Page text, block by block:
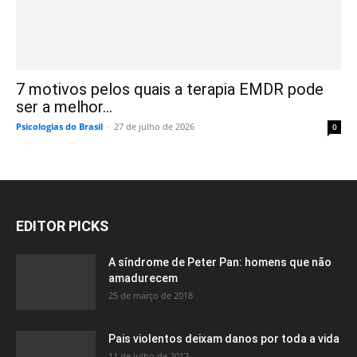
7 motivos pelos quais a terapia EMDR pode
ser a melhor...
Psicologias do Brasil - 27 de julho de 2026 0
EDITOR PICKS
A síndrome de Peter Pan: homens que não
amadurecem
25 de março de 2018
Pais violentos deixam danos por toda a vida